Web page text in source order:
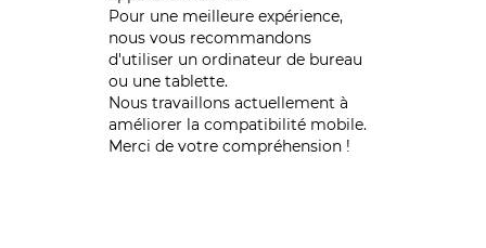
Pour une meilleure expérience,
nous vous recommandons
d'utiliser un ordinateur de bureau
ou une tablette.
Nous travaillons actuellement à
améliorer la compatibilité mobile.
Merci de votre compréhension !